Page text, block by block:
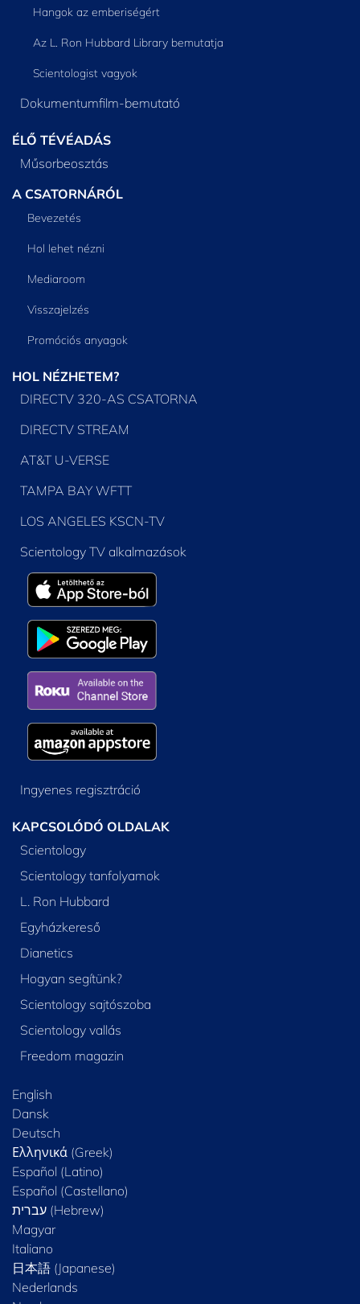
Hangok az emberiségért
Az L. Ron Hubbard Library bemutatja
Scientologist vagyok
Dokumentumfilm-bemutató
ÉLŐ TÉVÉADÁS
Műsorbeosztás
A CSATORNÁRÓL
Bevezetés
Hol lehet nézni
Mediaroom
Visszajelzés
Promóciós anyagok
HOL NÉZHETEM?
DIRECTV 320-AS CSATORNA
DIRECTV STREAM
AT&T U-VERSE
TAMPA BAY WFTT
LOS ANGELES KSCN-TV
Scientology TV alkalmazások
Ingyenes regisztráció
KAPCSOLÓDÓ OLDALAK
Scientology
Scientology tanfolyamok
L. Ron Hubbard
Egyházkereső
Dianetics
Hogyan segítünk?
Scientology sajtószoba
Scientology vallás
Freedom magazin
English
Dansk
Deutsch
Ελληνικά (Greek)
Español (Latino)
Español (Castellano)
Magyar
Italiano
日本語 (Japanese)
Nederlands